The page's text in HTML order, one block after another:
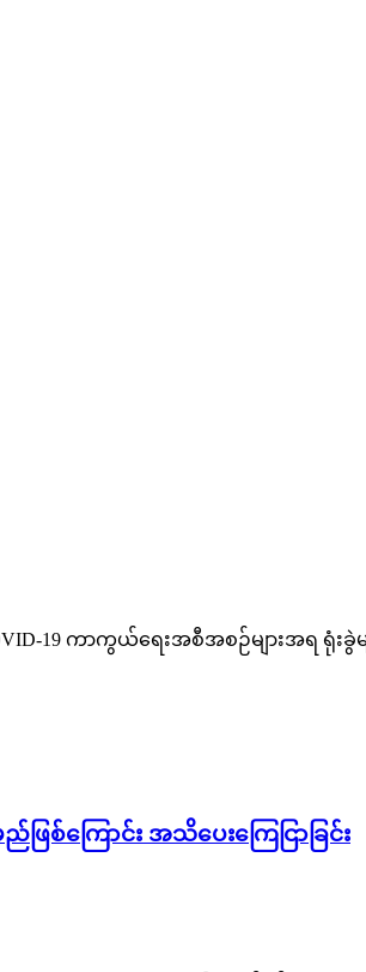
19 ကာကွယ်ရေးအစီအစဉ်များအရ ရုံး
ဖြစ်ကြောင်း အသိပေးကြေငြာခြင်း